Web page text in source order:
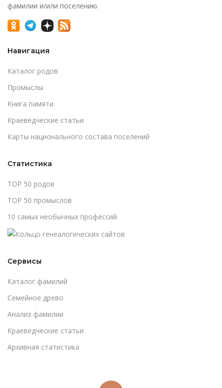
фамилии и/или поселению.
Навигация
Каталог родов
Промыслы
Книга памяти
Краеведческие статьи
Карты национального состава поселений
Статистика
TOP 50 родов
TOP 50 промыслов
10 самых необычных профессий
Сервисы
Каталог фамилий
Cемейное древо
Анализ фамилии
Краеведческие статьи
Архивная статистика